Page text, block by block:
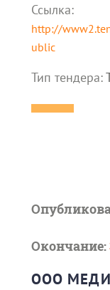
Ссылка:
http://
ublic
Тип тендера:
Окончание:
ООО